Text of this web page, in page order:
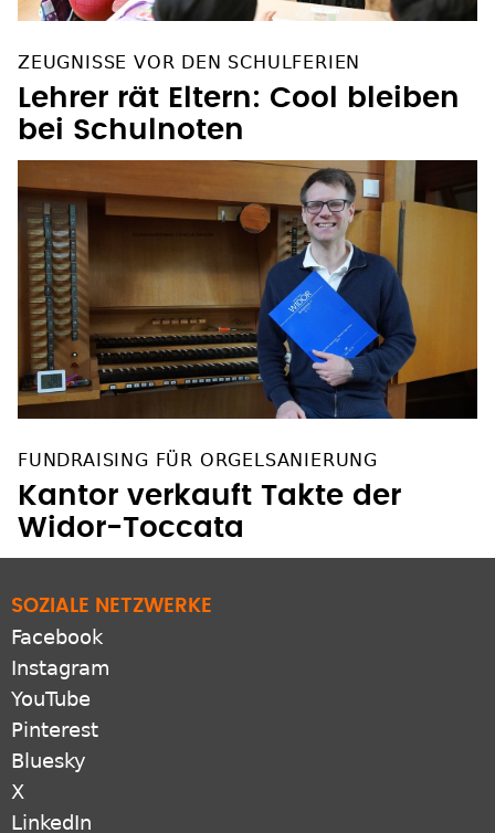
Lehrer rät Eltern: Cool bleiben
bei Schulnoten
Kantor verkauft Takte der
Widor-Toccata
Facebook
Instagram
YouTube
Pinterest
Bluesky
X
LinkedIn